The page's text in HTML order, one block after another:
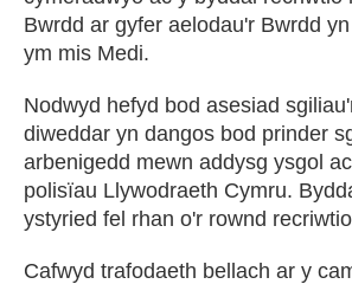
Bwrdd ar gyfer aelodau'r Bwrdd
ym mis Medi.
Nodwyd hefyd bod asesiad
diweddar yn dangos bod prinder
arbenigedd mewn addysg ysgol
polisïau Llywodraeth Cymru.
ystyried fel rhan o'r rownd
Cafwyd trafodaeth bellach ar y